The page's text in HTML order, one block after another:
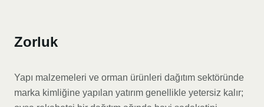
Zorluk
Yapı malzemeleri ve orman ürünleri dağıtım sektöründe
marka kimliğine yapılan yatırım genellikle yetersiz kalır;